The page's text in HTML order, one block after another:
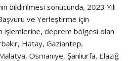
bildirilmesi sonucunda, 2023 Yılı
ve Yerleştirme için
işlemlerine, deprem bölgesi olan
Hatay, Gaziantep,
Osmaniye, Şanlıurfa, Elazığ